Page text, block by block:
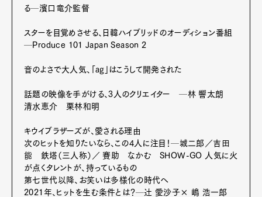
Art&DesignWatchFashion
Product
Pen Membership
Official Columnist
About
Contact
る─濱口竜介監督
スターを目覚めさせる、日韓ハイブリッドのオーディション番組
─Produce 101 Japan Season 2
音のよさで大人気、「ag」はこうして開発された
話題の映像を手がける、3人のクリエイター ─林 響太朗
清水恵介 栗林和明
キウイブラザーズが、愛される理由
次のヒットを知りたいなら、この4人に注目！─城二郎／吉田
能 鉄塔（三人称）／ 賽助 なかむ SHOW-GO 人気に火
が点くタレントが、持っているもの
第七世代以降、お笑いは多様化の時代へ
2021年、ヒットを生む条件とは？─辻 愛沙子× 嶋 浩一郎